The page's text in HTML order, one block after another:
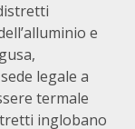
e
legale a
termale
inglobano